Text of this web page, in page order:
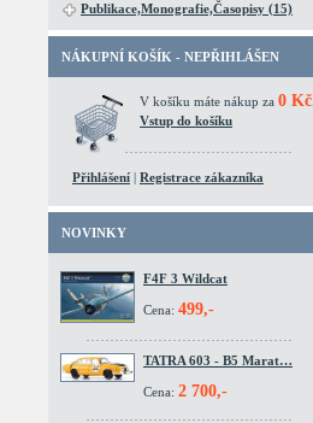
Publikace,Monografie,Časopisy (15)
NÁKUPNÍ KOŠÍK - NEPŘIHLÁŠEN
V košíku máte nákup za 0 Kč
Vstup do košíku
Přihlášení | Registrace zákazníka
NOVINKY
F4F 3 Wildcat
Cena: 499,-
TATRA 603 - B5 Marat…
Cena: 2 700,-